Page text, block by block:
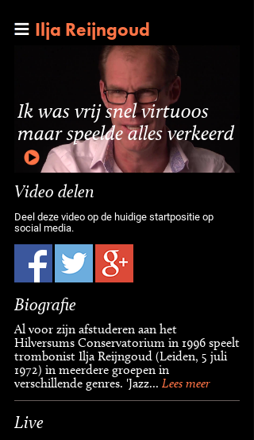
Ilja Reijngoud
Ik was vrij snel virtuoos
maar speelde alles verkeerd
Video delen
Deel deze video op de huidige startpositie op
social media.
Biografie
Al voor zijn afstuderen aan het
Hilversums Conservatorium in 1996 speelt
trombonist Ilja Reijngoud (Leiden, 5 juli
1972) in meerdere groepen in
verschillende genres. 'Jazz... Lees meer
Live